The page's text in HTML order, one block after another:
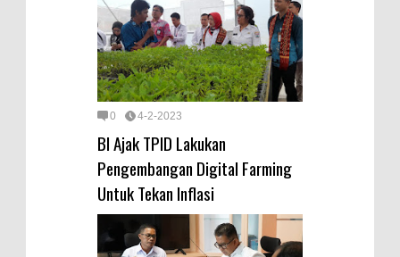
0 4-2-2023
BI Ajak TPID Lakukan
Pengembangan Digital Farming
Untuk Tekan Inflasi